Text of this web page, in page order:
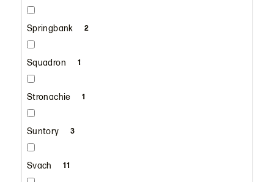
Springbank 2
Squadron 1
Stronachie 1
Suntory 3
Svach 11